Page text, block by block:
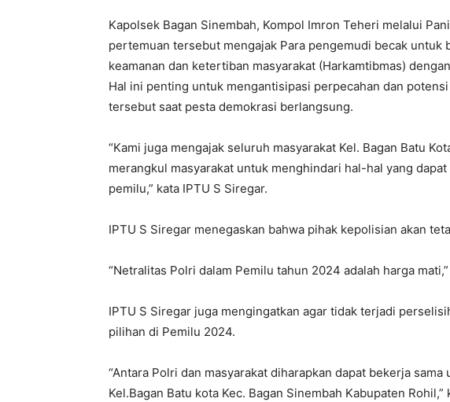
Kapolsek Bagan Sinembah, Kompol Imron Teheri melalui
pertemuan tersebut mengajak Para pengemudi becak untuk
keamanan dan ketertiban masyarakat (Harkamtibmas)
Hal ini penting untuk mengantisipasi perpecahan dan
tersebut saat pesta demokrasi berlangsung.
“Kami juga mengajak seluruh masyarakat Kel. Bagan Batu
merangkul masyarakat untuk menghindari hal-hal yang
pemilu,” kata IPTU S Siregar.
IPTU S Siregar menegaskan bahwa pihak kepolisian akan
“Netralitas Polri dalam Pemilu tahun 2024 adalah harga
IPTU S Siregar juga mengingatkan agar tidak terjadi
pilihan di Pemilu 2024.
“Antara Polri dan masyarakat diharapkan dapat bekerja
Kel.Bagan Batu kota Kec. Bagan Sinembah Kabupaten Rohil,”